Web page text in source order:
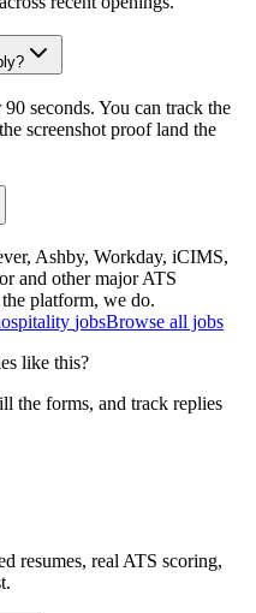
seconds. You can track the
screenshot proof land the
Ashby, Workday, iCIMS,
and other major ATS
platform, we do.
jobsBrowse all jobs
like this?
the forms, and track replies
resumes, real ATS scoring,